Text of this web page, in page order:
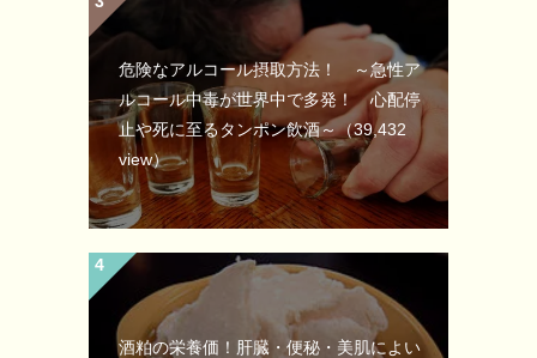
危険なアルコール摂取方法！ ～急性ア
ルコール中毒が世界中で多発！ 心配停
止や死に至るタンポン飲酒～（39,432
view）
酒粕の栄養価！肝臓・便秘・美肌によい